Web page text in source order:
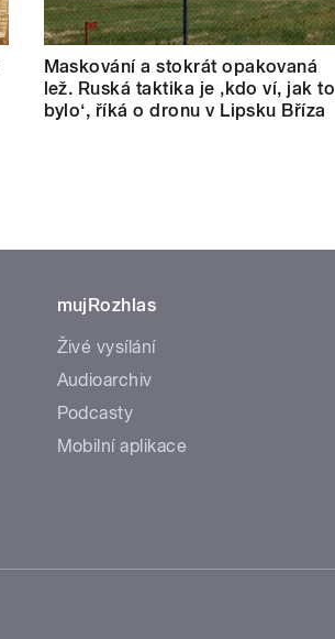
Maskování a stokrát opakovaná
lež. Ruská taktika je ‚kdo ví, jak to
bylo‘, říká o dronu v Lipsku Bříza
mujRozhlas
Živé vysílání
Audioarchiv
Podcasty
Mobilní aplikace